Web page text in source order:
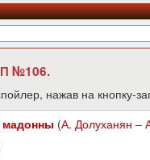
№106.
нажав на кнопку-
мадонны (А. Долуханян –